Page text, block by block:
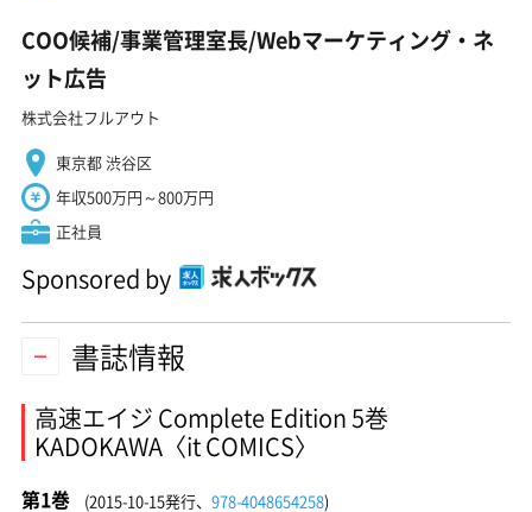
COO候補/事業管理室長/Webマーケティング・ネ
ット広告
株式会社フルアウト
東京都 渋谷区
年収500万円～800万円
正社員
Sponsored by
書誌情報
高速エイジ Complete Edition 5巻
KADOKAWA〈it COMICS〉
第1巻 (2015-10-15発行、 978-4048654258)